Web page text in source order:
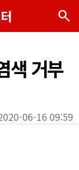
search
색 거부
06-16 09:59